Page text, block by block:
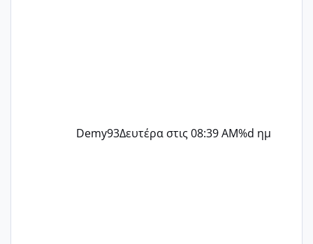
Demy93Δευτέρα στις 08:39 AM%d ημ